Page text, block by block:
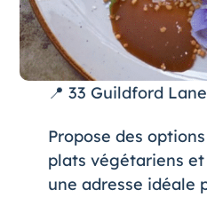
📍 33 Guildford
Propose des
plats végétariens et
une adresse idéale